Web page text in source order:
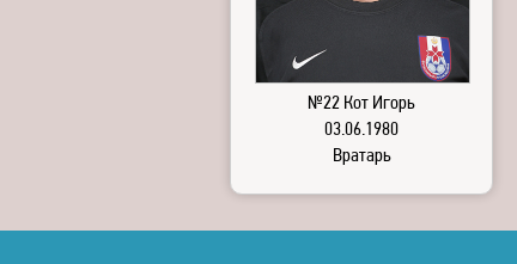
№22 Кот Игорь
03.06.1980
Вратарь